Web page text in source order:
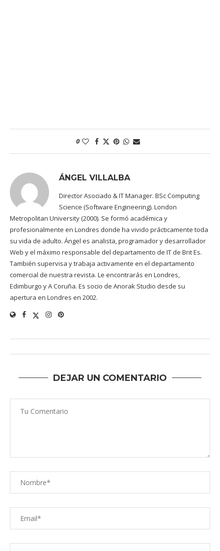
0
ÁNGEL VILLALBA
Director Asociado & IT Manager. BSc Computing
Science (Software Engineering). London
Metropolitan University (2000). Se formó académica y
profesionalmente en Londres donde ha vivido prácticamente toda
su vida de adulto. Ángel es analista, programador y desarrollador
Web y el máximo responsable del departamento de IT de Brit Es.
También supervisa y trabaja activamente en el departamento
comercial de nuestra revista. Le encontrarás en Londres,
Edimburgo y A Coruña. Es socio de Anorak Studio desde su
apertura en Londres en 2002.
DEJAR UN COMENTARIO